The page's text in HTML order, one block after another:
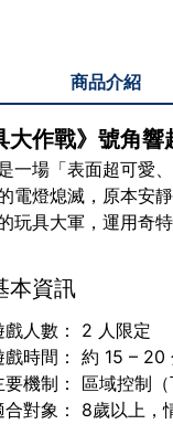
商品介紹
大作戰》號角響
一場「表面超可愛
電燈熄滅，原本安
玩具大軍，運用奇
本資訊
戲人數： 2 人限定
戲時間： 約 15 – 20
要機制： 區域控制
合對象： 8歲以上，